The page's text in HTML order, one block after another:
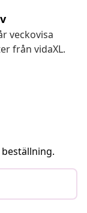
veckovisa
från vidaXL.